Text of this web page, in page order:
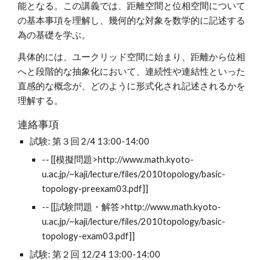
能となる。この講義では、距離空間と位相空間について
の基本事項を理解し、幾何的な対象を数学的に記述する
為の基礎を学ぶ。
具体的には、ユークリッド空間に始まり、距離から位相
へと段階的な抽象化において、連続性や連結性といった
直感的な概念が、どのように形式化され記述されるかを
理解する。
連絡事項
試験: 第３回 2/4 13:00-14:00
-- [[模擬問題>http://www.math.kyoto-
u.ac.jp/~kaji/lecture/files/2010topology/basic-
topology-preexam03.pdf]]
-- [[試験問題・解答>http://www.math.kyoto-
u.ac.jp/~kaji/lecture/files/2010topology/basic-
topology-exam03.pdf]]
試験: 第２回 12/24 13:00-14:00